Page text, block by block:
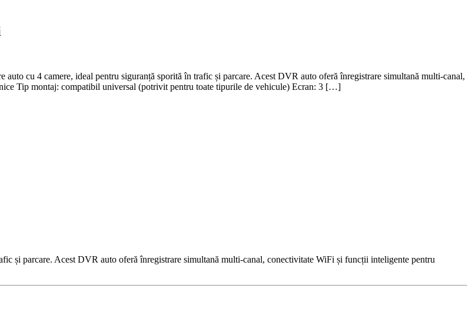
cu 4 camere, ideal pentru siguranță sporită în trafic și parcare. Acest DVR auto oferă înregistrare simultană multi-canal,
Tip montaj: compatibil universal (potrivit pentru toate tipurile de vehicule) Ecran: 3 […]
și parcare. Acest DVR auto oferă înregistrare simultană multi-canal, conectivitate WiFi și funcții inteligente pentru